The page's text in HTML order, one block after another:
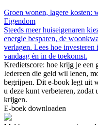
Groen wonen, lagere kosten:
Eigendom
Steeds meer huiseigenaren
energie besparen, de
verlagen. Lees hoe
vandaag én in de toekomst.
Kredietscore: hoe krijg je een
Iedereen die geld wil lenen,
begrijpen. Dit e-book legt uit
u deze kunt verbeteren, zodat
krijgen.
E-boek downloaden